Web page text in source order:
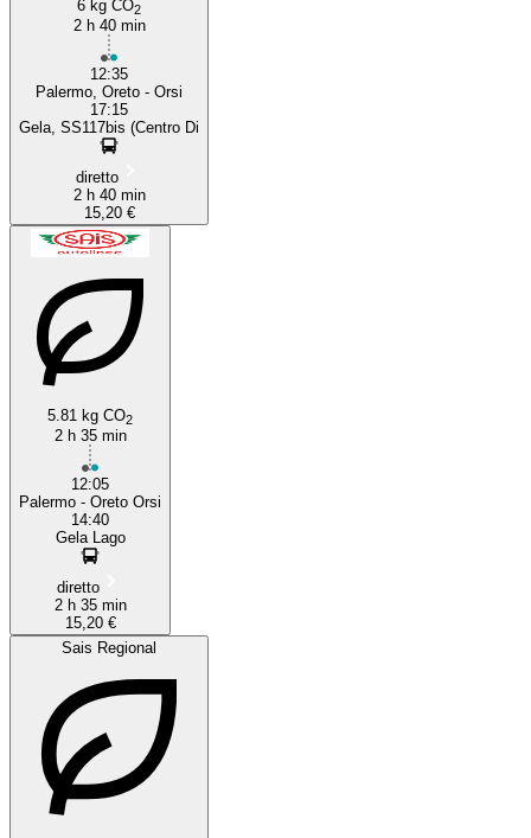
6 kg CO2
2 h 40 min
12:35
Palermo, Oreto - Orsi
17:15
Gela, SS117bis (Centro Di
diretto
2 h 40 min
15,20 €
5.81 kg CO2
2 h 35 min
12:05
Palermo - Oreto Orsi
14:40
Gela Lago
diretto
2 h 35 min
15,20 €
Sais Regional